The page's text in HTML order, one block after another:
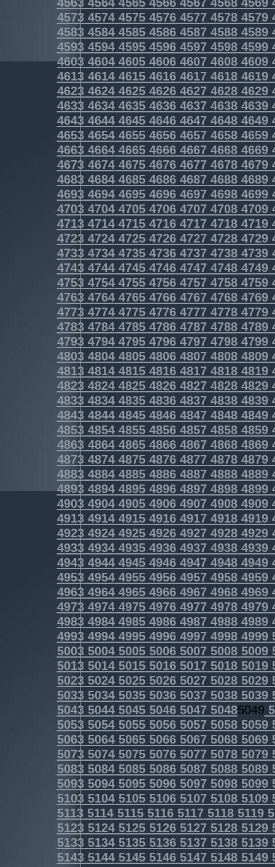
4573457445754576457745784579
4583458445854586458745884589
4593459445954596459745984599
4603460446054606460746084609
4613461446154616461746184619
4623462446254626462746284629
4633463446354636463746384639
4643464446454646464746484649
4653465446554656465746584659
4663466446654666466746684669
4673467446754676467746784679
4683468446854686468746884689
4693469446954696469746984699
4703470447054706470747084709
4713471447154716471747184719
4723472447254726472747284729
4733473447354736473747384739
4743474447454746474747484749
4753475447554756475747584759
4763476447654766476747684769
4773477447754776477747784779
4783478447854786478747884789
4793479447954796479747984799
4803480448054806480748084809
4813481448154816481748184819
4823482448254826482748284829
4833483448354836483748384839
4843484448454846484748484849
4853485448554856485748584859
4863486448654866486748684869
4873487448754876487748784879
4883488448854886488748884889
4893489448954896489748984899
4903490449054906490749084909
4913491449154916491749184919
4923492449254926492749284929
4933493449354936493749384939
4943494449454946494749484949
4953495449554956495749584959
4963496449654966496749684969
4973497449754976497749784979
4983498449854986498749884989
4993499449954996499749984999
5003500450055006500750085009
5013501450155016501750185019
5023502450255026502750285029
5033503450355036503750385039
5043504450455046504750485049
5053505450555056505750585059
5063506450655066506750685069
5073507450755076507750785079
5083508450855086508750885089
5093509450955096509750985099
5103510451055106510751085109
5113511451155116511751185119
5123512451255126512751285129
5133513451355136513751385139
5143514451455146514751485149